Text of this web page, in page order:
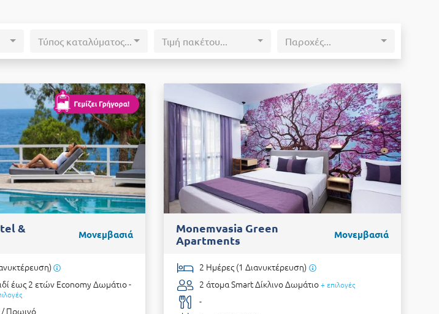
Τύπος καταλύματος... Τιμή πακέτου... Παροχές...
&
Μονεμβασιά
έως 2 ετών Economy Δωμάτιο -
Πρωινό
Monemvasia Green
Apartments
Μονεμβασιά
2 Ημέρες (1 Διανυκτέρευση)
2 άτομαSmart Δίκλινο Δωμάτιο + επιλογές
-